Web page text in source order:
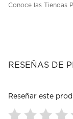
Conoce las Tiendas
RESEÑAS DE
Reseñar este